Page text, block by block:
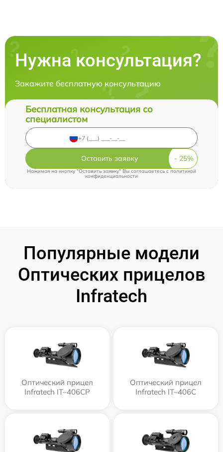
Нужна консультация?
Закажите бесплатную консультацию
Бесплатная консультация со
специалистом
Оставить заявку
Нажимая на кнопку "Оставить заявку" Вы соглашаетесь c политикой
конфиденциальности
Популярные модели
Оптических прицелов
Infratech
Оптический прицел
Infratech IT–406СP
Оптический прицел
Infratech IT–406С